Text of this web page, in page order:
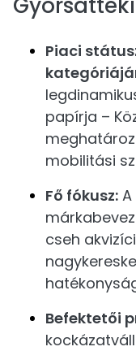
Piaci
papírja –
mobilitási
Fő fókusz:
cseh
Befektetői